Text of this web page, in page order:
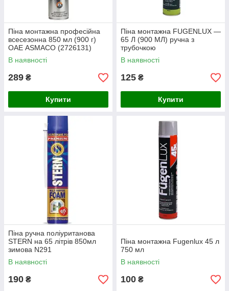
Піна монтажна професійна
всесезонна 850 мл (900 г)
ОАЕ ASMACO (2726131)
В наявності
289 ₴
Купити
Піна монтажна FUGENLUX —
65 Л (900 МЛ) ручна з
трубочкою
В наявності
125 ₴
Купити
Піна ручна поліуританова
STERN на 65 літрів 850мл
зимова N291
В наявності
190 ₴
Піна монтажна Fugenlux 45 л
750 мл
В наявності
100 ₴